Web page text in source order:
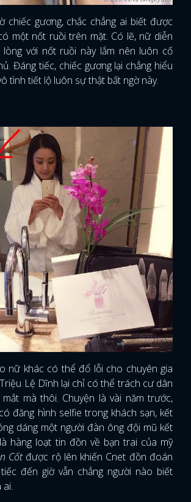
x
NHẬP
chiếc gương, chắc chẳng ai biết được
một nốt ruồi trên mặt. Có lẽ, nữ diễn
lòng với nốt ruồi này lắm nên luôn cố
Đáng tiếc, chiếc gương lại chẳng hiểu
tình tiết lộ luôn sự thật bất ngờ này.
nữ khác có thể đổ lỗi cho chuyên gia
Lệ Dĩnh lại chỉ có thể trách cư dân
mà thôi. Chuyện là vài năm trước,
đăng hình selfie trong khách sạn, kết
dáng một người đàn ông đội mũ kết
hàng loạt tin đồn về bạn trai của mỹ
Cốt được rộ lên khiến Cnet đồn đoán
đến giờ vẫn chẳng người nào biết